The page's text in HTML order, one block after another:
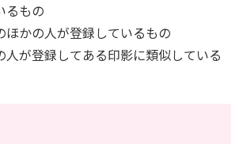
るもの
ほかの人が登録しているもの
人が登録してある印影に類似している